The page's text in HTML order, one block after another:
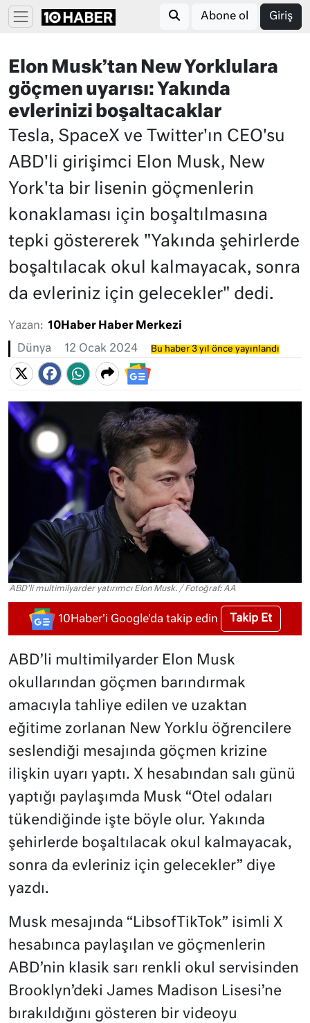
Abone ol Giriş
Elon Musk’tan New Yorklulara
göçmen uyarısı: Yakında
evlerinizi boşaltacaklar
Tesla, SpaceX ve Twitter'ın CEO'su
ABD'li girişimci Elon Musk, New
York'ta bir lisenin göçmenlerin
konaklaması için boşaltılmasına
tepki göstererek "Yakında şehirlerde
boşaltılacak okul kalmayacak, sonra
da evleriniz için gelecekler" dedi.
Yazan: 10Haber Haber Merkezi
Dünya 12 Ocak 2024 Bu haber 3 yıl önce yayınlandı
ABD'li multimilyarder yatırımcı Elon Musk. / Fotoğraf: AA
10Haber'i Google'da takip edin Takip Et
ABD’li multimilyarder Elon Musk
okullarından göçmen barındırmak
amacıyla tahliye edilen ve uzaktan
eğitime zorlanan New Yorklu öğrencilere
seslendiği mesajında göçmen krizine
ilişkin uyarı yaptı. X hesabından salı günü
yaptığı paylaşımda Musk “Otel odaları
tükendiğinde işte böyle olur. Yakında
şehirlerde boşaltılacak okul kalmayacak,
sonra da evleriniz için gelecekler” diye
yazdı.
Musk mesajında “LibsofTikTok” isimli X
hesabınca paylaşılan ve göçmenlerin
ABD’nin klasik sarı renkli okul servisinden
Brooklyn’deki James Madison Lisesi’ne
bırakıldığını gösteren bir videoyu